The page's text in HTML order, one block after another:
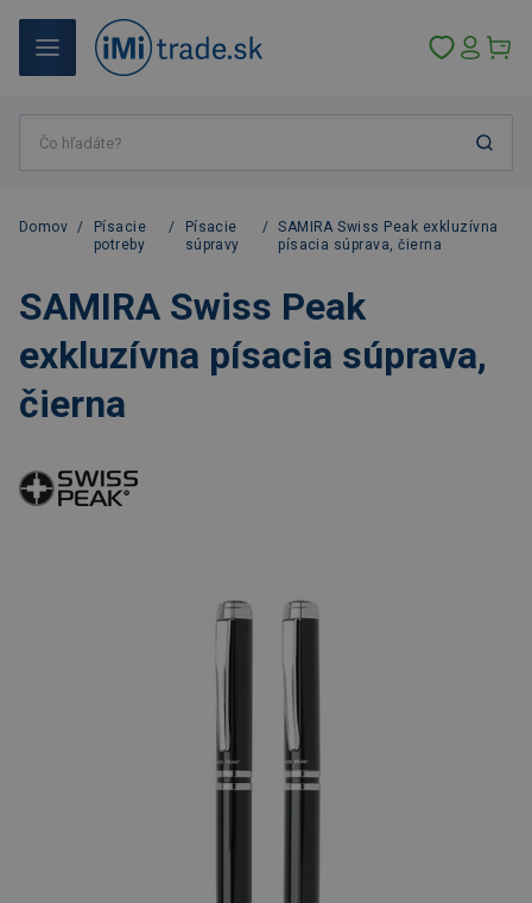
Domov /
Písacie
potreby
/
Písacie
súpravy
/ SAMIRA Swiss Peak exkluzívna
písacia súprava, čierna
SAMIRA Swiss Peak
exkluzívna písacia súprava,
čierna